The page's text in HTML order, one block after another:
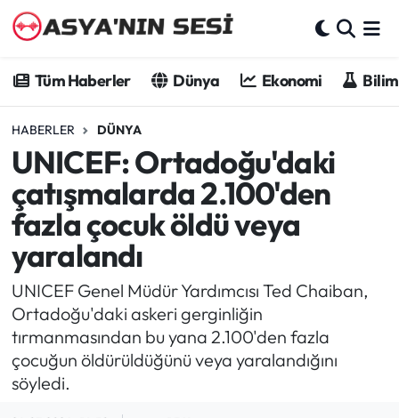
Tüm Haberler Dünya Ekonomi
HABERLER DÜNYA
UNICEF: Ortadoğu'daki
çatışmalarda 2.100'den
fazla çocuk öldü veya
yaralandı
UNICEF Genel Müdür Yardımcısı Ted Chaiban,
Ortadoğu'daki askeri gerginliğin
tırmanmasından bu yana 2.100'den fazla
çocuğun öldürüldüğünü veya yaralandığını
söyledi.
Dünya
Ekonomi
Bilim - Teknoloji
Kültür - Sanat
Spor
Asya-Pasifik
Yazarlar